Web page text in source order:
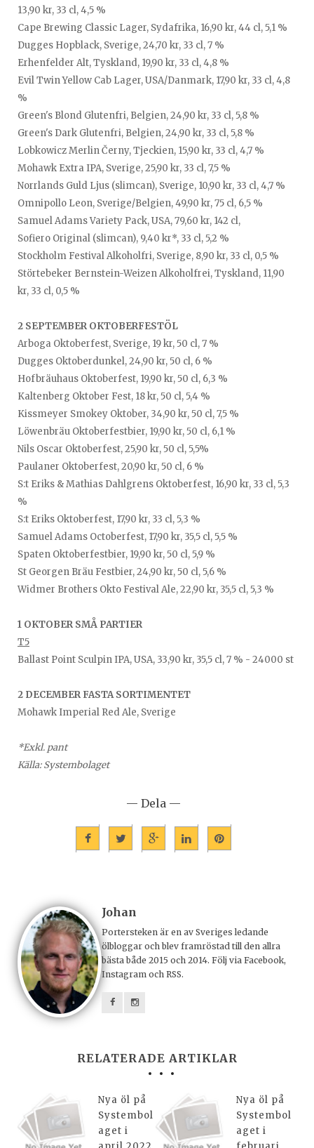
13,90 kr, 33 cl, 4,5 %
Cape Brewing Classic Lager, Sydafrika, 16,90 kr, 44 cl, 5,1 %
Dugges Hopblack, Sverige, 24,70 kr, 33 cl, 7 %
Erhenfelder Alt, Tyskland, 19,90 kr, 33 cl, 4,8 %
Evil Twin Yellow Cab Lager, USA/Danmark, 17,90 kr, 33 cl, 4,8
%
Green's Blond Glutenfri, Belgien, 24,90 kr, 33 cl, 5,8 %
Green's Dark Glutenfri, Belgien, 24,90 kr, 33 cl, 5,8 %
Lobkowicz Merlin Černy, Tjeckien, 15,90 kr, 33 cl, 4,7 %
Mohawk Extra IPA, Sverige, 25,90 kr, 33 cl, 7,5 %
Norrlands Guld Ljus (slimcan), Sverige, 10,90 kr, 33 cl, 4,7 %
Omnipollo Leon, Sverige/Belgien, 49,90 kr, 75 cl, 6,5 %
Samuel Adams Variety Pack, USA, 79,60 kr, 142 cl,
Sofiero Original (slimcan), 9,40 kr*, 33 cl, 5,2 %
Stockholm Festival Alkoholfri, Sverige, 8,90 kr, 33 cl, 0,5 %
Störtebeker Bernstein-Weizen Alkoholfrei, Tyskland, 11,90
kr, 33 cl, 0,5 %
2 SEPTEMBER OKTOBERFESTÖL
Arboga Oktoberfest, Sverige, 19 kr, 50 cl, 7 %
Dugges Oktoberdunkel, 24,90 kr, 50 cl, 6 %
Hofbräuhaus Oktoberfest, 19,90 kr, 50 cl, 6,3 %
Kaltenberg Oktober Fest, 18 kr, 50 cl, 5,4 %
Kissmeyer Smokey Oktober, 34,90 kr, 50 cl, 7,5 %
Löwenbräu Oktoberfestbier, 19,90 kr, 50 cl, 6,1 %
Nils Oscar Oktoberfest, 25,90 kr, 50 cl, 5,5%
Paulaner Oktoberfest, 20,90 kr, 50 cl, 6 %
S:t Eriks & Mathias Dahlgrens Oktoberfest, 16,90 kr, 33 cl, 5,3
%
S:t Eriks Oktoberfest, 17,90 kr, 33 cl, 5,3 %
Samuel Adams Octoberfest, 17,90 kr, 35,5 cl, 5,5 %
Spaten Oktoberfestbier, 19,90 kr, 50 cl, 5,9 %
St Georgen Bräu Festbier, 24,90 kr, 50 cl, 5,6 %
Widmer Brothers Okto Festival Ale, 22,90 kr, 35,5 cl, 5,3 %
1 OKTOBER SMÅ PARTIER
T5
Ballast Point Sculpin IPA, USA, 33,90 kr, 35,5 cl, 7 % - 24000 st
2 DECEMBER FASTA SORTIMENTET
Mohawk Imperial Red Ale, Sverige
*Exkl. pant
Källa: Systembolaget
— Dela —
Johan
Portersteken är en av Sveriges ledande
ölbloggar och blev framröstad till den allra
bästa både 2015 och 2014. Följ via Facebook,
Instagram och RSS.
RELATERADE ARTIKLAR
Nya öl på
Systembol
aget i
Nya öl på
Systembol
aget i